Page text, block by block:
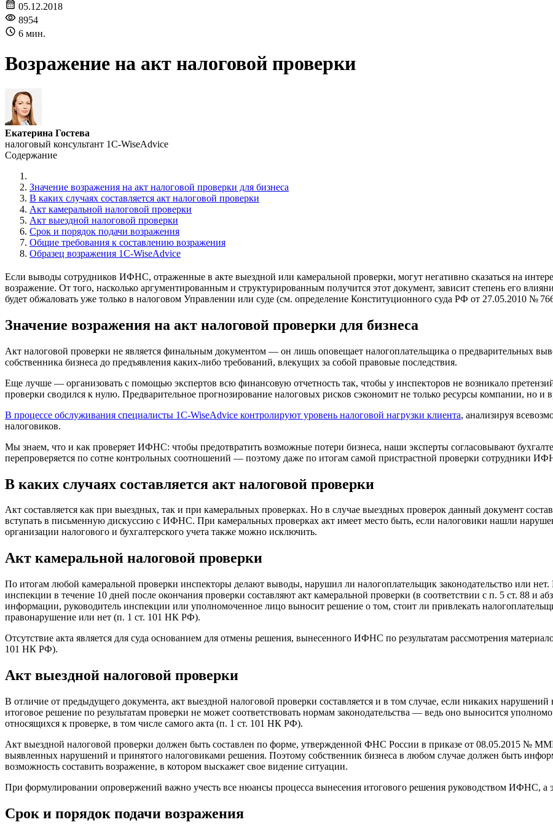
05.12.2018
8954
6 мин.
Возражение на акт налоговой проверки
Екатерина Гостева
налоговый консультант 1C-WiseAdvice
Содержание
Значение возражения на акт налоговой проверки для бизнеса
В каких случаях составляется акт налоговой проверки
Акт камеральной налоговой проверки
Акт выездной налоговой проверки
Срок и порядок подачи возражения
Общие требования к составлению возражения
Образец возражения 1C-WiseAdvice
Если выводы сотрудников ИФНС, отраженные в акте выездной или камеральной проверки, могут негативно сказаться на
возражение. От того, насколько аргументированным и структурированным получится этот документ, зависит степень его
будет обжаловать уже только в налоговом Управлении или суде (см. определение Конституционного суда РФ от 27.05.2010 №
Значение возражения на акт налоговой проверки для бизнеса
Акт налоговой проверки не является финальным документом — он лишь оповещает налогоплательщика о предварительных
собственника бизнеса до предъявления каких-либо требований, влекущих за собой правовые последствия.
Еще лучше — организовать с помощью экспертов всю финансовую отчетность так, чтобы у инспекторов не возникало
проверки сводился к нулю. Предварительное прогнозирование налоговых рисков сэкономит не только ресурсы компании, но и
В процессе обслуживания специалисты 1С-WiseAdvice контролируют уровень налоговой нагрузки клиента, анализируя
налоговиков.
Мы знаем, что и как проверяет ИФНС: чтобы предотвратить возможные потери бизнеса, наши эксперты согласовывают
перепроверяется по сотне контрольных соотношений — поэтому даже по итогам самой пристрастной проверки сотрудники
В каких случаях составляется акт налоговой проверки
Акт составляется как при выездных, так и при камеральных проверках. Но в случае выездных проверок данный документ
вступать в письменную дискуссию с ИФНС. При камеральных проверках акт имеет место быть, если налоговики нашли
организации налогового и бухгалтерского учета также можно исключить.
Акт камеральной налоговой проверки
По итогам любой камеральной проверки инспекторы делают выводы, нарушил ли налогоплательщик законодательство или
инспекции в течение 10 дней после окончания проверки составляют акт камеральной проверки (в соответствии с п. 5 ст. 88 и
информации, руководитель инспекции или уполномоченное лицо выносит решение о том, стоит ли привлекать
правонарушение или нет (п. 1 ст. 101 НК РФ).
Отсутствие акта является для суда основанием для отмены решения, вынесенного ИФНС по результатам рассмотрения
101 НК РФ).
Акт выездной налоговой проверки
В отличие от предыдущего документа, акт выездной налоговой проверки составляется и в том случае, если никаких
итоговое решение по результатам проверки не может соответствовать нормам законодательства — ведь оно выносится
относящихся к проверке, в том числе самого акта (п. 1 ст. 101 НК РФ).
Акт выездной налоговой проверки должен быть составлен по форме, утвержденной ФНС России в приказе от 08.05.2015 № ММВ-
выявленных нарушений и принятого налоговиками решения. Поэтому собственник бизнеса в любом случае должен быть
возможность составить возражение, в котором выскажет свое видение ситуации.
При формулировании опровержений важно учесть все нюансы процесса вынесения итогового решения руководством ИФНС, а
Срок и порядок подачи возражения